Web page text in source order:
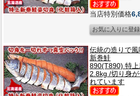
当店特別価格
伝統の造りで
新巻鮭
890(T890) 特
2.8kg /切り身
れています